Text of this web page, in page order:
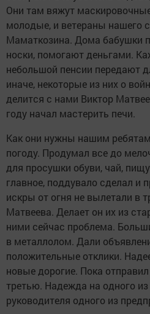
Они там вяжут
молодые, и ветераны нашего
Маматкозина. Дома бабушки
носки, помогают деньгами.
небольшой пенсии передают
иначе, некоторые из них о
делится с нами Виктор
году начал мастерить печи.
Как они нужны нашим
погоду. Продумал все до
для просушки обуви, чай, пищу
главное, поддувало сделал и
искры от огня не вылетали в
Матвеева. Делает он их из
ними сейчас проблема.
в металлолом. Дали
положительные отклики.
новые дорогие. Пока
третью. Надежда на одного
руководителя одного из